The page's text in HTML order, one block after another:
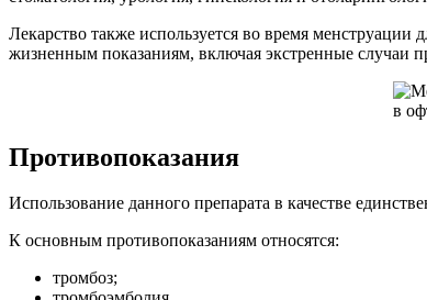
Лекарство также используется во время
жизненным показаниям, включая экстренные случаи
Противопоказания
Использование данного препарата в качестве
К основным противопоказаниям относятся:
тромбоз;